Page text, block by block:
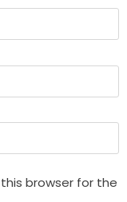
browser for the